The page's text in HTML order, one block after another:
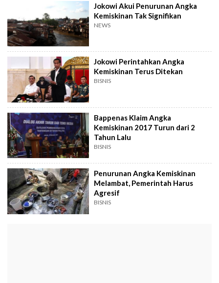
Jokowi Akui Penurunan Angka
Kemiskinan Tak Signifikan
NEWS
Jokowi Perintahkan Angka
Kemiskinan Terus Ditekan
BISNIS
Bappenas Klaim Angka
Kemiskinan 2017 Turun dari 2
Tahun Lalu
BISNIS
Penurunan Angka Kemiskinan
Melambat, Pemerintah Harus
Agresif
BISNIS